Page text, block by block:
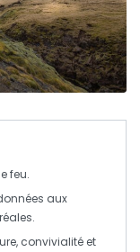
feu.
aux
.
convivialité et